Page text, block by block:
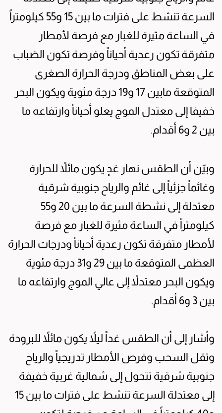
السرعة تنشط على فترات ما بين 15 و55 كيلومتراً
في الساعة مثيرة للغبار مع فرصة لأمطار
متفرقة تكون رعدية أحياناً وفرصة تكون الضباب
على بعض المناطق ودرجة الحرارة الصغرى
المتوقعة مابين 17 و19 درجة مئوية ويكون البحر
خفيفا إلى معتدل الموج يعلو أحياناً وارتفاعه ما
بين 2 و6 أقدام.
وبيّن أن الطقس نهار غدٍ يكون مائلاً للحرارة
وغائماً جزئياً إلى غائم والرياح جنوبية شرقية
معتدلة إلى نشطة السرعة ما بين 20 و55
كيلومتراً في الساعة مثيرة للغبار مع فرصة
لأمطار متفرقة تكون رعدية أحياناً ودرجات الحرارة
العظمى المتوقعة ما بين 29 و31 درجة مئوية
ويكون البحر معتدلاً إلى عالي الموج وارتفاعه ما
بين 3 و6 أقدام.
وأشار إلى أن الطقس غداً ليلاً يكون مائلاً للبرودة
وتقل السحب وفرص الأمطار تدريجياً والرياح
جنوبية شرقية تتحول إلى شمالية غربية خفيفة
إلى معتدلة السرعة تنشط على فترات ما بين 15